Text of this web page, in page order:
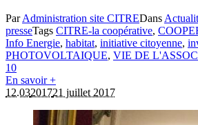
ParAdministration site CITREDans
presseTags CITRE-la coopérative,
Info Energie, habitat, initiative citoyenne,
PHOTOVOLTAIQUE, VIE DE
10
En savoir +
12.03201721 juillet 2017